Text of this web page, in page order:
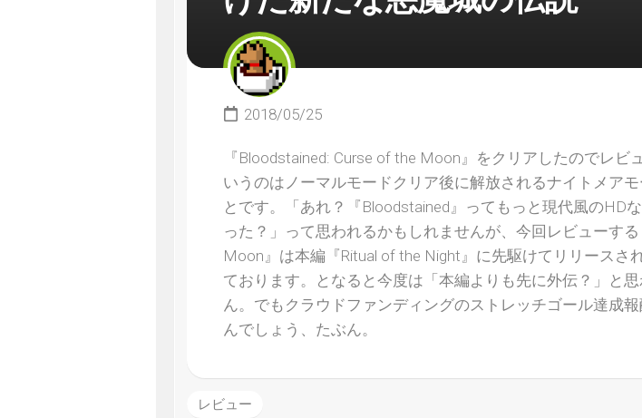
2018/05/25
『Bloodstained: Curse of the Moon』をクリアしたのでレビ
いうのはノーマルモードクリア後に解放されるナイトメア
とです。「あれ？『Bloodstained』ってもっと現代風のHD
った？」って思われるかもしれませんが、今回レビューす
Moon』は本編『Ritual of the Night』に先駆けてリリースさ
ております。となると今度は「本編よりも先に外伝？」と
ん。でもクラウドファンディングのストレッチゴール達成
んでしょう、たぶん。
レビュー